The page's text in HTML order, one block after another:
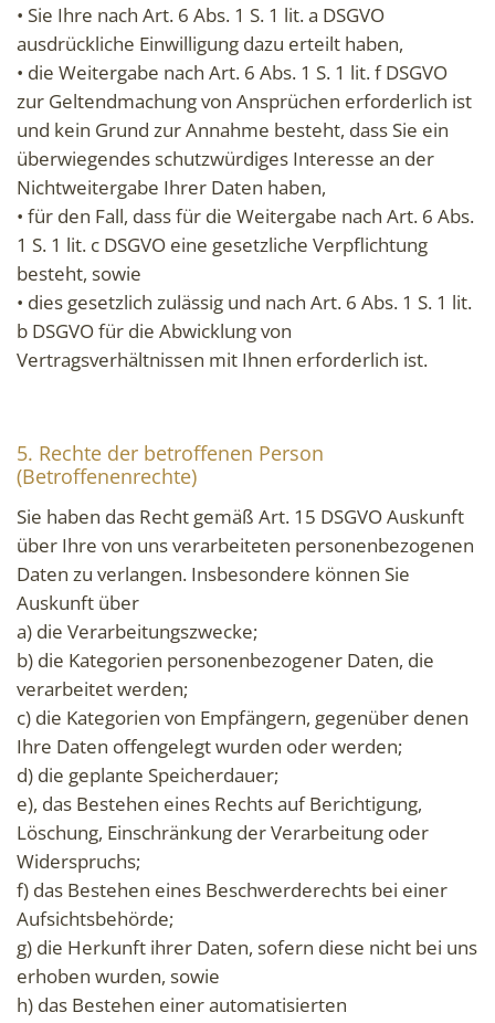
• Sie Ihre nach Art. 6 Abs. 1 S. 1 lit. a DSGVO
ausdrückliche Einwilligung dazu erteilt haben,
• die Weitergabe nach Art. 6 Abs. 1 S. 1 lit. f DSGVO
zur Geltendmachung von Ansprüchen erforderlich ist
und kein Grund zur Annahme besteht, dass Sie ein
überwiegendes schutzwürdiges Interesse an der
Nichtweitergabe Ihrer Daten haben,
• für den Fall, dass für die Weitergabe nach Art. 6 Abs.
1 S. 1 lit. c DSGVO eine gesetzliche Verpflichtung
besteht, sowie
• dies gesetzlich zulässig und nach Art. 6 Abs. 1 S. 1 lit.
b DSGVO für die Abwicklung von
Vertragsverhältnissen mit Ihnen erforderlich ist.
5. Rechte der betroffenen Person
(Betroffenenrechte)
Sie haben das Recht gemäß Art. 15 DSGVO Auskunft
über Ihre von uns verarbeiteten personenbezogenen
Daten zu verlangen. Insbesondere können Sie
Auskunft über
a) die Verarbeitungszwecke;
b) die Kategorien personenbezogener Daten, die
verarbeitet werden;
c) die Kategorien von Empfängern, gegenüber denen
Ihre Daten offengelegt wurden oder werden;
d) die geplante Speicherdauer;
e), das Bestehen eines Rechts auf Berichtigung,
Löschung, Einschränkung der Verarbeitung oder
Widerspruchs;
f) das Bestehen eines Beschwerderechts bei einer
Aufsichtsbehörde;
g) die Herkunft ihrer Daten, sofern diese nicht bei uns
erhoben wurden, sowie
h) das Bestehen einer automatisierten